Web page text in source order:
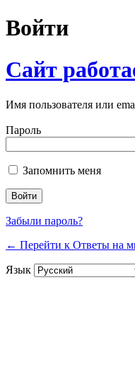
Войти
Сайт
Имя пользователя или
Пароль
Запомнить меня
Забыли пароль?
← Перейти к Ответы на
Язык